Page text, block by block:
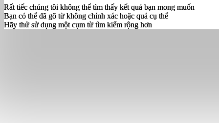
Rất tiếc chúng tôi không thể tìm thấy kết quả bạn mong muốn
Bạn có thể đã gõ từ không chính xác hoặc quá cụ thể
Hãy thử sử dụng một cụm từ tìm kiếm rộng hơn
Rất tiếc chúng tôi không thể tìm thấy kết quả bạn mong muốn
Bạn có thể đã gõ từ không chính xác hoặc quá cụ thể
Hãy thử sử dụng một cụm từ tìm kiếm rộng hơn